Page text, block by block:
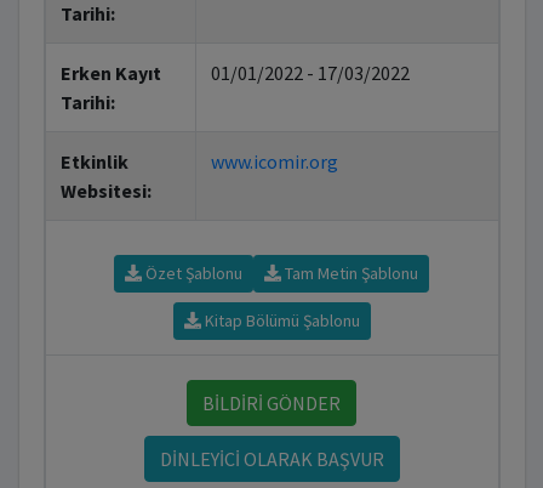
Tarihi:
Erken Kayıt
Tarihi:
01/01/2022 - 17/03/2022
Etkinlik
Websitesi:
www.icomir.org
Özet Şablonu Tam Metin Şablonu
Kitap Bölümü Şablonu
BİLDİRİ GÖNDER
DİNLEYİCİ OLARAK BAŞVUR